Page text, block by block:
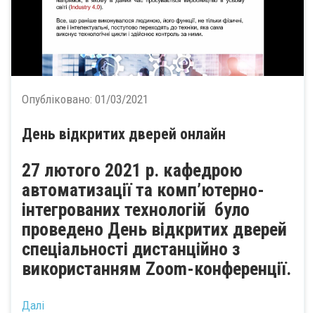
Опубліковано: 01/03/2021
День відкритих дверей онлайн
27 лютого 2021 р. кафедрою
автоматизації та комп’ютерно-
інтегрованих технологій було
проведено День відкритих дверей
спеціальності дистанційно з
використанням Zoom-конференції.
Далі